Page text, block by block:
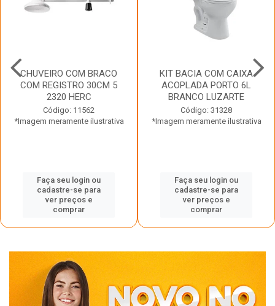
CHUVEIRO COM BRACO
COM REGISTRO 30CM 5
2320 HERC
Código: 11562
*Imagem meramente ilustrativa
Faça seu login ou
cadastre-se para
ver preços e
comprar
KIT BACIA COM CAIXA
ACOPLADA PORTO 6L
BRANCO LUZARTE
Código: 31328
*Imagem meramente ilustrativa
Faça seu login ou
cadastre-se para
ver preços e
comprar